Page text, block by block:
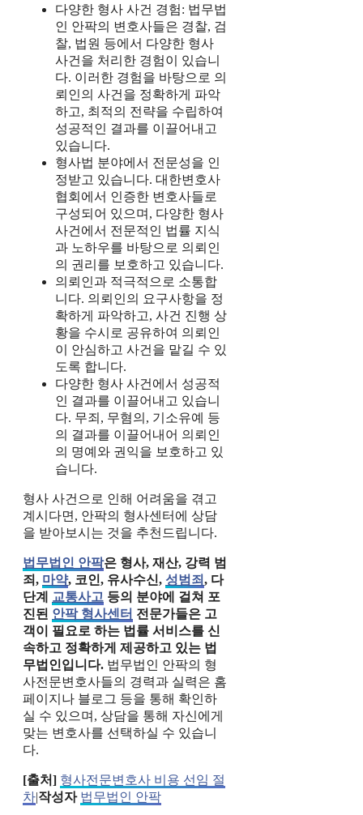
다양한 형사 사건 경험: 법무법
인 안팍의 변호사들은 경찰, 검
찰, 법원 등에서 다양한 형사
사건을 처리한 경험이 있습니
다. 이러한 경험을 바탕으로 의
뢰인의 사건을 정확하게 파악
하고, 최적의 전략을 수립하여
성공적인 결과를 이끌어내고
있습니다.
형사법 분야에서 전문성을 인
정받고 있습니다. 대한변호사
협회에서 인증한 변호사들로
구성되어 있으며, 다양한 형사
사건에서 전문적인 법률 지식
과 노하우를 바탕으로 의뢰인
의 권리를 보호하고 있습니다.
의뢰인과 적극적으로 소통합
니다. 의뢰인의 요구사항을 정
확하게 파악하고, 사건 진행 상
황을 수시로 공유하여 의뢰인
이 안심하고 사건을 맡길 수 있
도록 합니다.
다양한 형사 사건에서 성공적
인 결과를 이끌어내고 있습니
다. 무죄, 무혐의, 기소유예 등
의 결과를 이끌어내어 의뢰인
의 명예와 권익을 보호하고 있
습니다.
형사 사건으로 인해 어려움을 겪고
계시다면, 안팍의 형사센터에 상담
을 받아보시는 것을 추천드립니다.
법무법인 안팍은 형사, 재산, 강력 범
죄, 마약, 코인, 유사수신, 성범죄 , 다
단계
교통사고 등의 분야에 걸쳐 포
진된 안팍 형사센터 전문가들은 고
객이 필요로 하는 법률 서비스를 신
속하고 정확하게 제공하고 있는 법
무법인입니다. 법무법인 안팍의 형
사전문변호사들의 경력과 실력은 홈
페이지나 블로그 등을 통해 확인하
실 수 있으며, 상담을 통해 자신에게
맞는 변호사를 선택하실 수 있습니
다.
[출처] 형사전문변호사 비용 선임 절
차|작성자 법무법인 안팍